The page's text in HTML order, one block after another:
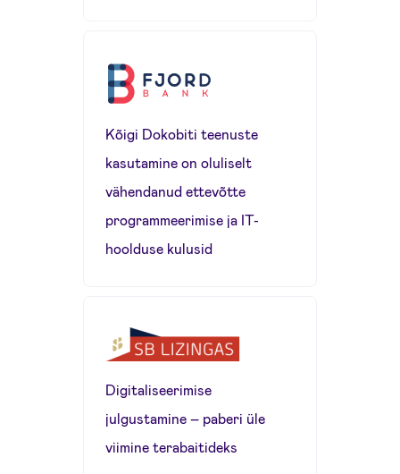
Kõigi Dokobiti teenuste
kasutamine on oluliselt
vähendanud ettevõtte
programmeerimise ja IT-
hoolduse kulusid
Digitaliseerimise
julgustamine – paberi üle
viimine terabaitideks